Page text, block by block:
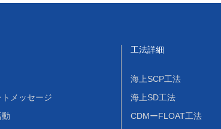
メッセージ
工法詳細
海上SCP工法
海上SD工法
CDMーFLOAT工法